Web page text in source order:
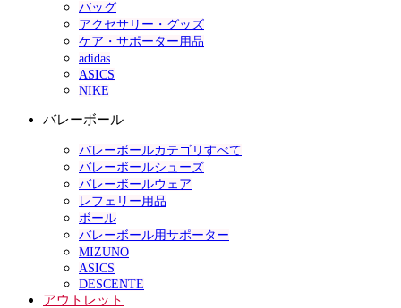
バッグ
アクセサリー・グッズ
ケア・サポーター用品
adidas
ASICS
NIKE
バレーボール
バレーボールカテゴリすべて
バレーボールシューズ
バレーボールウェア
レフェリー用品
ボール
バレーボール用サポーター
MIZUNO
ASICS
DESCENTE
アウトレット